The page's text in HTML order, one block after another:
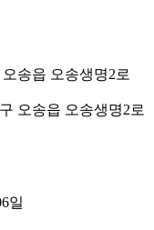
송읍 오송생명2로
오송읍 오송생명2로
일